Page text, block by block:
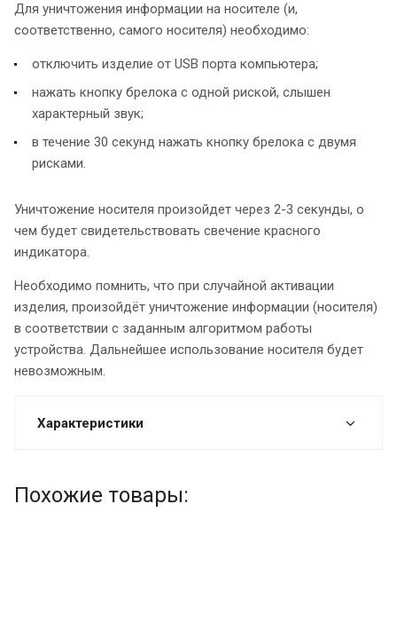
Для уничтожения информации на носителе (и,
соответственно, самого носителя) необходимо:
отключить изделие от USB порта компьютера;
нажать кнопку брелока с одной риской, слышен
характерный звук;
в течение 30 секунд нажать кнопку брелока с двумя
рисками.
Уничтожение носителя произойдет через 2-3 секунды, о
чем будет свидетельствовать свечение красного
индикатора.
Необходимо помнить, что при случайной активации
изделия, произойдёт уничтожение информации (носителя)
в соответствии с заданным алгоритмом работы
устройства. Дальнейшее использование носителя будет
невозможным.
Характеристики
Похожие товары: